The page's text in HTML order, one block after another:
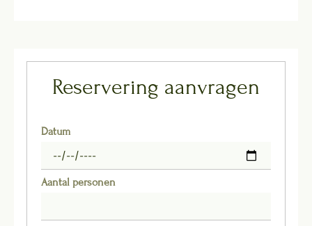
Reservering aanvragen
Datum
Aantal personen